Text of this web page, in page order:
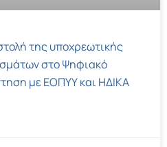
της υποχρεωτικής
στο Ψηφιακό
με ΕΟΠΥΥ και ΗΔΙΚΑ